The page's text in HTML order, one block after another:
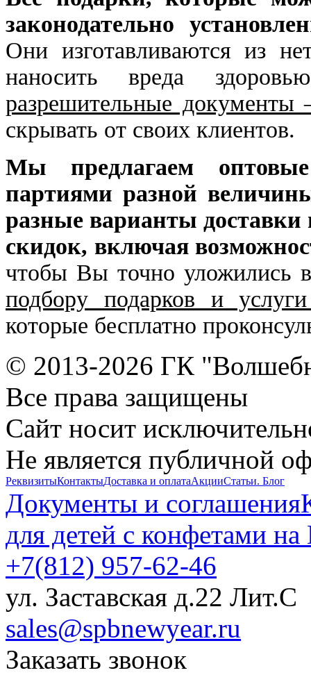
законодательно
Они изготавливаются из
наносить вреда
разрешительные документы
скрывать от своих клиентов.
Мы предлагаем
партиями разной
разные варианты доставки
скидок, включая
чтобы Вы точно уложились
подбору подарков и
которые бесплатно
© 2013-2026 ГК
Все права защищены
Сайт носит
Не является публичной
РеквизитыКонтактыДоставка и оплатаАкцииСтатьи. Блог
Документы и соглашения
для детей с конфетами
+7(812) 957-62-46
ул. Заставская д.22 Лит.С
sales@spbnewyear.ru
Заказать звонок